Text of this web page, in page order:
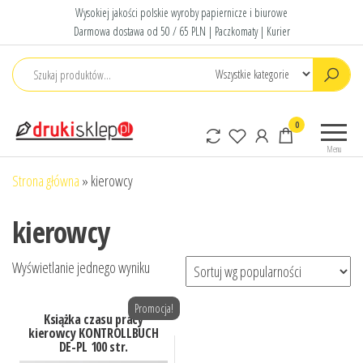
treści
Wysokiej jakości polskie wyroby papiernicze i biurowe
Darmowa dostawa od 50 / 65 PLN | Paczkomaty | Kurier
sklep Menu
0
Strona główna » kierowcy
kierowcy
Wyświetlanie jednego wyniku
Książka czasu pracy
kierowcy KONTROLLBUCH
DE-PL 100 str.
Promocja!